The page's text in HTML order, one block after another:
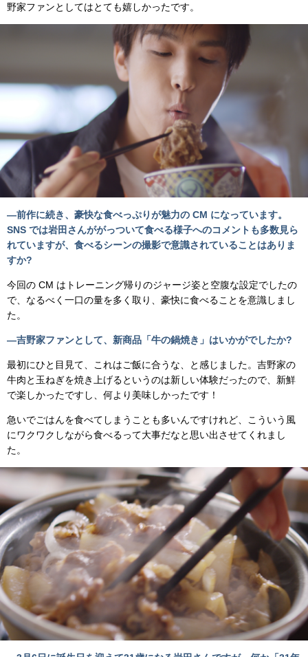
野家ファンとしてはとても嬉しかったです。
―前作に続き、豪快な食べっぷりが魅力の CM になっています。
SNS では岩田さんががっついて食べる様子へのコメントも多数見ら
れていますが、食べるシーンの撮影で意識されていることはありま
すか?
今回の CM はトレーニング帰りのジャージ姿と空腹な設定でしたの
で、なるべく一口の量を多く取り、豪快に食べることを意識しまし
た。
―吉野家ファンとして、新商品「牛の鍋焼き」はいかがでしたか?
最初にひと目見て、これはご飯に合うな、と感じました。吉野家の
牛肉と玉ねぎを焼き上げるというのは新しい体験だったので、新鮮
で楽しかったですし、何より美味しかったです！
急いでごはんを食べてしまうことも多いんですけれど、こういう風
にワクワクしながら食べるって大事だなと思い出させてくれまし
た。